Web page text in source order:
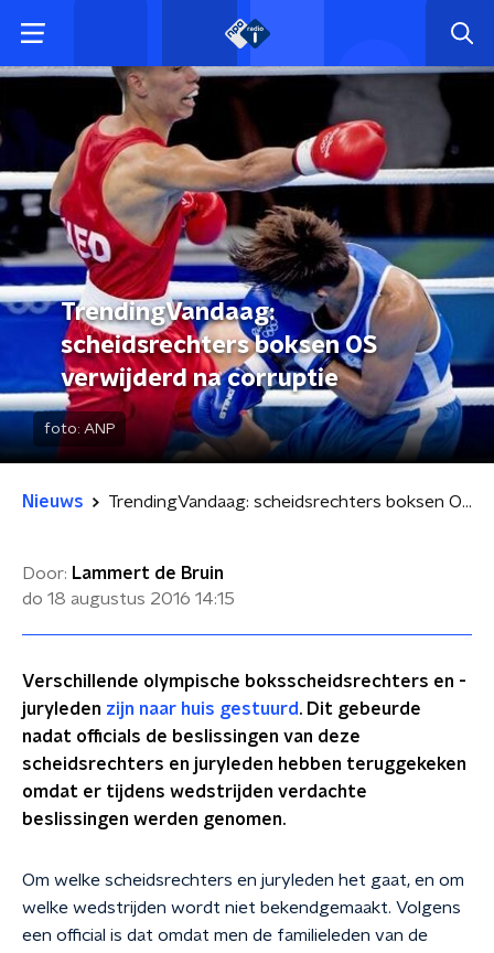
TrendingVandaag:
scheidsrechters boksen OS
verwijderd na corruptie
foto: ANP
Nieuws TrendingVandaag: scheidsrechters boksen OS verwijderd na corruptie
Door: Lammert de Bruin
do 18 augustus 2016 14:15
Verschillende olympische boksscheidsrechters en -
juryleden zijn naar huis gestuurd. Dit gebeurde
nadat officials de beslissingen van deze
scheidsrechters en juryleden hebben teruggekeken
omdat er tijdens wedstrijden verdachte
beslissingen werden genomen.
Om welke scheidsrechters en juryleden het gaat, en om
welke wedstrijden wordt niet bekendgemaakt. Volgens
een official is dat omdat men de familieleden van de